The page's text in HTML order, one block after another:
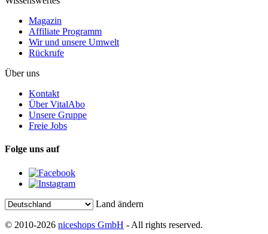
Magazin
Affiliate Programm
Wir und unsere Umwelt
Rückrufe
Über uns
Kontakt
Über VitalAbo
Unsere Gruppe
Freie Jobs
Folge uns auf
Land ändern
© 2010-2026 niceshops GmbH - All rights reserved.